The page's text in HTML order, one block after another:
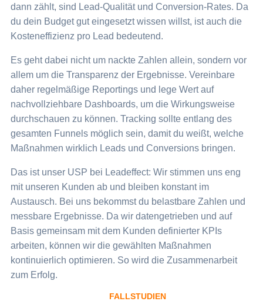
dann zählt, sind Lead-Qualität und Conversion-Rates. Da
du dein Budget gut eingesetzt wissen willst, ist auch die
Kosteneffizienz pro Lead bedeutend.
Es geht dabei nicht um nackte Zahlen allein, sondern vor
allem um die Transparenz der Ergebnisse. Vereinbare
daher regelmäßige Reportings und lege Wert auf
nachvollziehbare Dashboards, um die Wirkungsweise
durchschauen zu können. Tracking sollte entlang des
gesamten Funnels möglich sein, damit du weißt, welche
Maßnahmen wirklich Leads und Conversions bringen.
Das ist unser USP bei Leadeffect: Wir stimmen uns eng
mit unseren Kunden ab und bleiben konstant im
Austausch. Bei uns bekommst du belastbare Zahlen und
messbare Ergebnisse. Da wir datengetrieben und auf
Basis gemeinsam mit dem Kunden definierter KPIs
arbeiten, können wir die gewählten Maßnahmen
kontinuierlich optimieren. So wird die Zusammenarbeit
zum Erfolg.
FALLSTUDIEN